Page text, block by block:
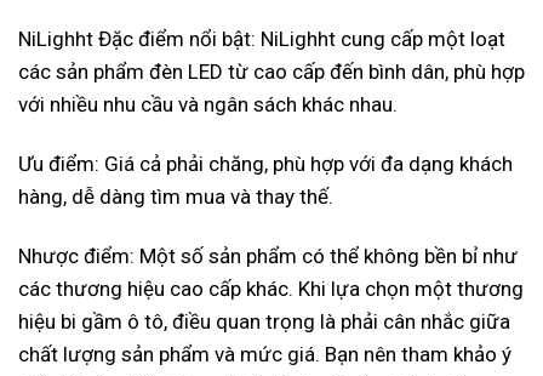
NiLighht Đặc điểm nổi bật: NiLighht cung cấp một loạt
các sản phẩm đèn LED từ cao cấp đến bình dân, phù hợp
với nhiều nhu cầu và ngân sách khác nhau.
Ưu điểm: Giá cả phải chăng, phù hợp với đa dạng khách
hàng, dễ dàng tìm mua và thay thế.
Nhược điểm: Một số sản phẩm có thể không bền bỉ như
các thương hiệu cao cấp khác. Khi lựa chọn một thương
hiệu bi gầm ô tô, điều quan trọng là phải cân nhắc giữa
chất lượng sản phẩm và mức giá. Bạn nên tham khảo ý